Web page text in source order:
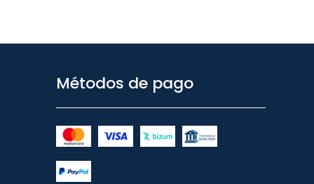
Métodos de pago